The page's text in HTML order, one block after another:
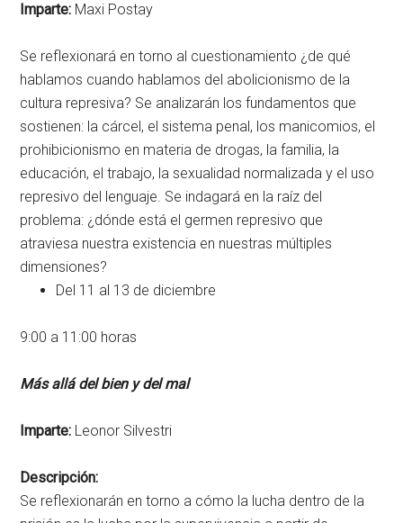
Imparte: Maxi Postay
Se reflexionará en torno al cuestionamiento ¿de qué
hablamos cuando hablamos del abolicionismo de la
cultura represiva? Se analizarán los fundamentos que
sostienen: la cárcel, el sistema penal, los manicomios, el
prohibicionismo en materia de drogas, la familia, la
educación, el trabajo, la sexualidad normalizada y el uso
represivo del lenguaje. Se indagará en la raíz del
problema: ¿dónde está el germen represivo que
atraviesa nuestra existencia en nuestras múltiples
dimensiones?
Del 11 al 13 de diciembre
9:00 a 11:00 horas
Más allá del bien y del mal
Imparte: Leonor Silvestri
Descripción:
Se reflexionarán en torno a cómo la lucha dentro de la